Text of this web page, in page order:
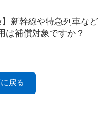
】新幹線や特急列車など
は補償対象ですか？
戻る